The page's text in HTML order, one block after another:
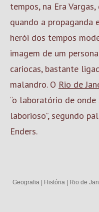
tempos, na Era
quando a
herói dos tempos
imagem de um
cariocas, bastante
malandro. O Rio de
“o laboratório de
laborioso”, segundo
Enders.
Geografia História Rio de